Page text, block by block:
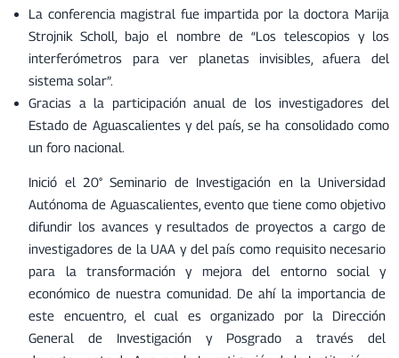
La conferencia magistral fue impartida por la doctora Marija
Strojnik Scholl, bajo el nombre de “Los telescopios y los
interferómetros para ver planetas invisibles, afuera del
sistema solar”.
Gracias a la participación anual de los investigadores del
Estado de Aguascalientes y del país, se ha consolidado como
un foro nacional.
Inició el 20° Seminario de Investigación en la Universidad
Autónoma de Aguascalientes, evento que tiene como objetivo
difundir los avances y resultados de proyectos a cargo de
investigadores de la UAA y del país como requisito necesario
para la transformación y mejora del entorno social y
económico de nuestra comunidad. De ahí la importancia de
este encuentro, el cual es organizado por la Dirección
General de Investigación y Posgrado a través del